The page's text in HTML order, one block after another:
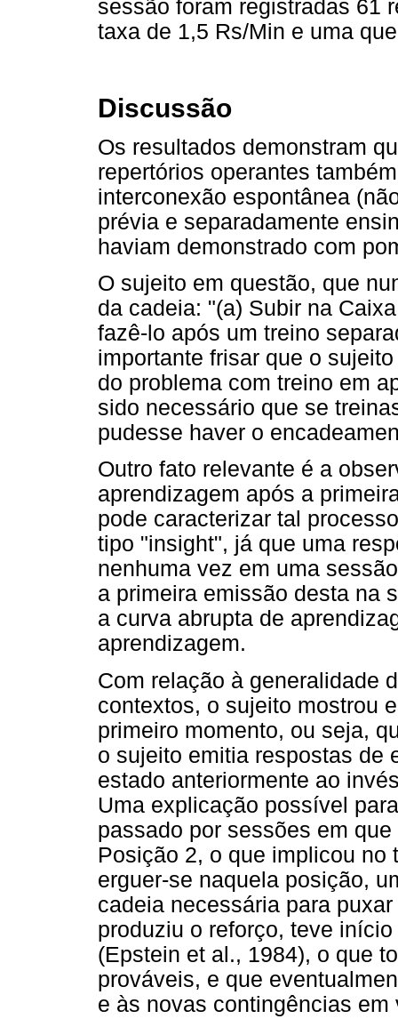
sessão foram registradas 61
taxa de 1,5 Rs/Min e uma
Discussão
Os resultados demonstram
repertórios operantes
interconexão espontânea
prévia e separadamente
haviam demonstrado com
O sujeito em questão, que
da cadeia: "(a) Subir na
fazê-lo após um treino
importante frisar que o
do problema com treino em
sido necessário que se
pudesse haver o
Outro fato relevante é a
aprendizagem após a
pode caracterizar tal
tipo "insight", já que uma
nenhuma vez em uma
a primeira emissão desta na
a curva abrupta de
aprendizagem.
Com relação à generalidade
contextos, o sujeito mostrou
primeiro momento, ou seja,
o sujeito emitia respostas de
estado anteriormente ao
Uma explicação possível
passado por sessões em
Posição 2, o que implicou no
erguer-se naquela posição,
cadeia necessária para
produziu o reforço, teve
(Epstein et al., 1984), o que
prováveis, e que
e às novas contingências em